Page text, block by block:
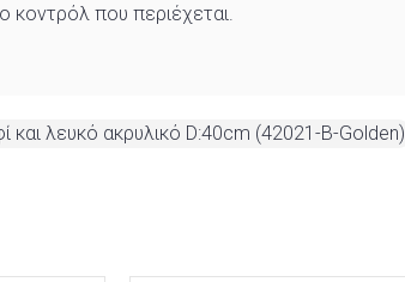
κοντρόλ που περιέχεται.
λευκό ακρυλικό D:40cm (42021-B-Golden)